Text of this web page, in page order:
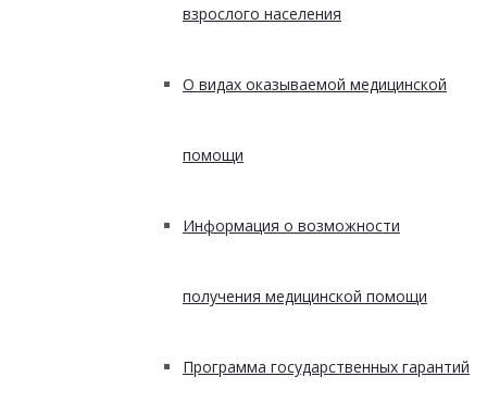
взрослого населения
О видах оказываемой медицинской
помощи
Информация о возможности
получения медицинской помощи
Программа государственных гарантий